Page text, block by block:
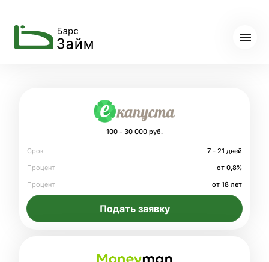
100 - 30 000 руб.
Срок
7 - 21 дней
Процент
от 0,8%
Процент
от 18 лет
Подать заявку